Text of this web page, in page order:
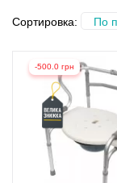
Сортировка: По
-500.0 грн